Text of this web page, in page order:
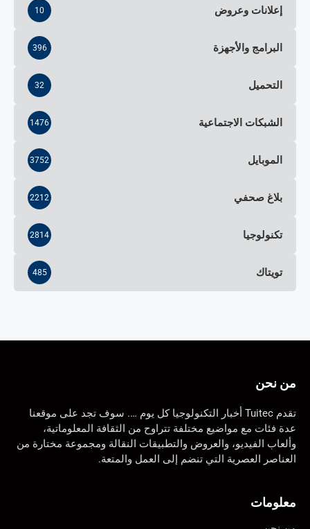
إعلانات وعروض 10
البرامج والأجهزة 396
التحميل 32
الشبكات الاجتماعية 1476
الموبايل 3752
بلاغ صحفي 2212
تكنولوجيا 2814
تويتاك 485
من نحن
تقدم Tuitec أخبار التكنولوجيا كل يوم …. سوف تجد على موقعنا
عدة فئات مع مواضيع مختلفة تتراوح من الثقافة المعلوماتية،
وألعاب الفيديو، والعروض والتطبيقات النقالة ومجموعة مختارة من
العناصر العصرية التي تنضم إلى العمل والمتعة.
معلومات